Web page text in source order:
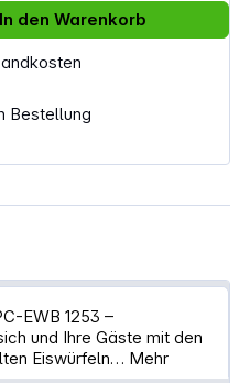
Bestellung
gewünschten
In den Warenkorb
EWB 1253 –
und Ihre Gäste mit den
Eiswürfeln… Mehr